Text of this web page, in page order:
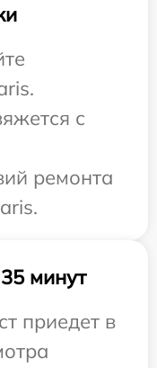
с
ремонта
минут
приедет в